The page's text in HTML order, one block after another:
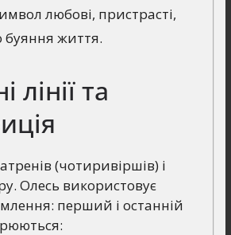
любові, пристрасті,
буяння життя.
лінії та
(чотиривіршів) і
Олесь використовує
перший і останній